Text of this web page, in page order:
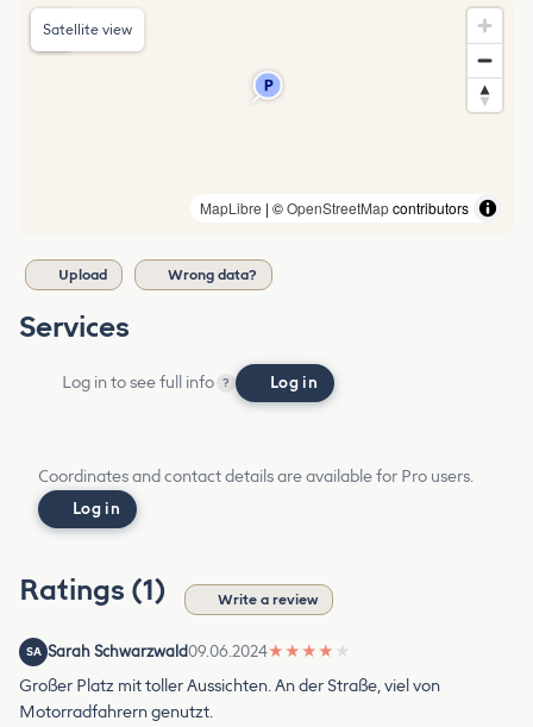
MapLibre | ©OpenStreetMapcontributors
Satellite view
Upload Wrong data?
Services
Log in to see full info ? Log in
Coordinates and contact details are available for Pro users.
Log in
Ratings (1) Write a review
SA Sarah Schwarzwald09.06.2024★ ★ ★ ★ ★
Großer Platz mit toller Aussichten. An der Straße, viel von
Motorradfahrern genutzt.